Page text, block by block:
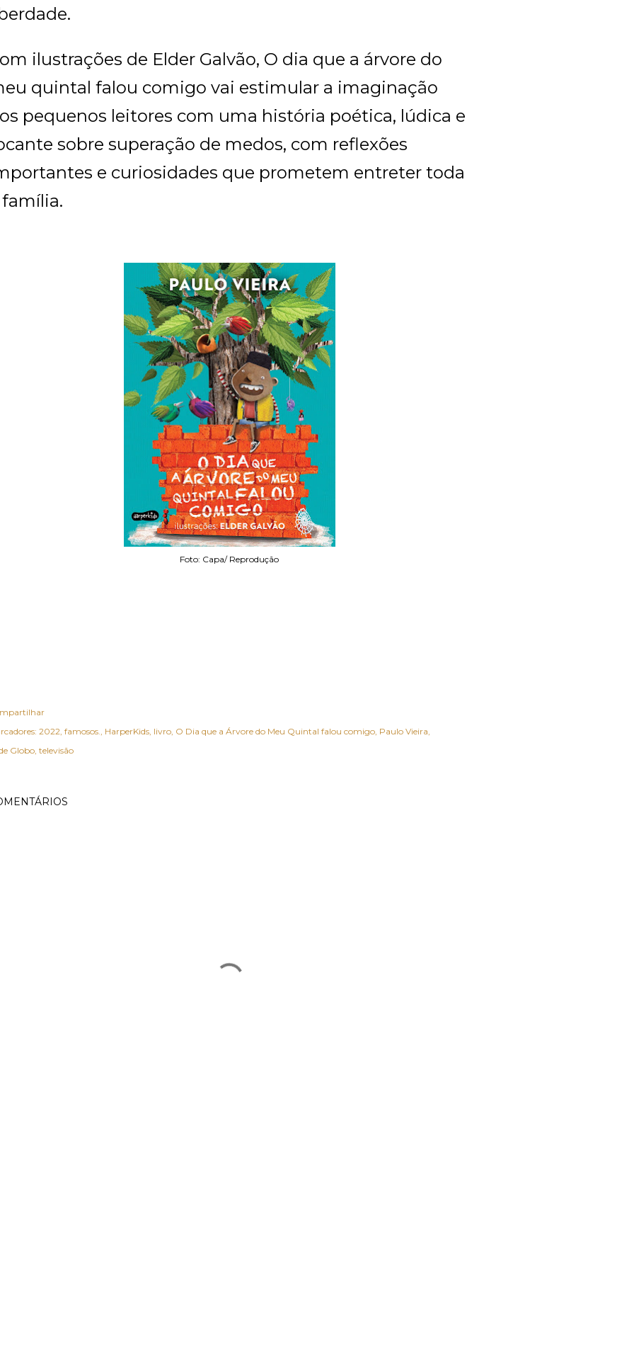
ilustrações de Elder Galvão, O dia que a árvore do
quintal falou comigo vai estimular a imaginação
pequenos leitores com uma história poética, lúdica e
sobre superação de medos, com reflexões
e curiosidades que prometem entreter toda
família.
Foto: Capa/ Reprodução
2022 famosos. HarperKids livro O Dia que a Árvore do Meu Quintal falou comigo Paulo Vieira
Globo televisão